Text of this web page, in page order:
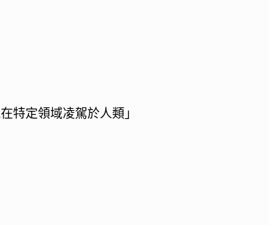
特定領域凌駕於人類」